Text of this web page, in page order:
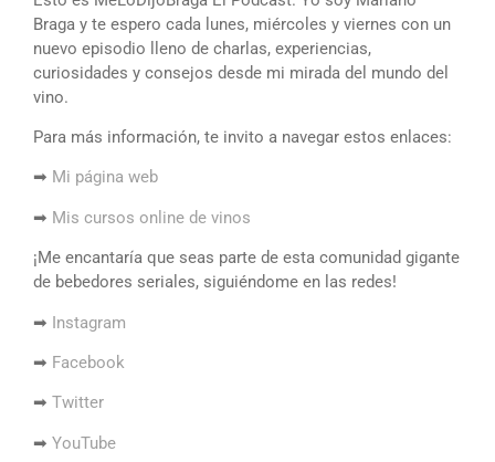
Braga y te espero cada lunes, miércoles y viernes con un
nuevo episodio lleno de charlas, experiencias,
curiosidades y consejos desde mi mirada del mundo del
vino.
Para más información, te invito a navegar estos enlaces:
➡ Mi página web
➡ Mis cursos online de vinos
¡Me encantaría que seas parte de esta comunidad gigante
de bebedores seriales, siguiéndome en las redes!
➡ Instagram
➡ Facebook
➡ Twitter
➡ YouTube